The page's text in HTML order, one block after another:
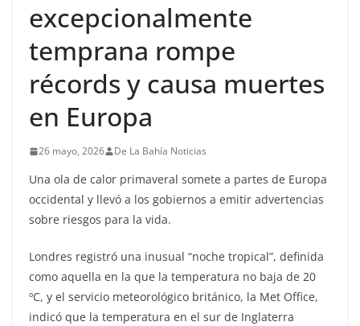
excepcionalmente
temprana rompe
récords y causa muertes
en Europa
26 mayo, 2026 De La Bahía Noticias
Una ola de calor primaveral somete a partes de Europa
occidental y llevó a los gobiernos a emitir advertencias
sobre riesgos para la vida.
Londres registró una inusual “noche tropical”, definida
como aquella en la que la temperatura no baja de 20
ºC, y el servicio meteorológico británico, la Met Office,
indicó que la temperatura en el sur de Inglaterra